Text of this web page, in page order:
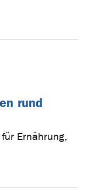
rund
Ernährung,